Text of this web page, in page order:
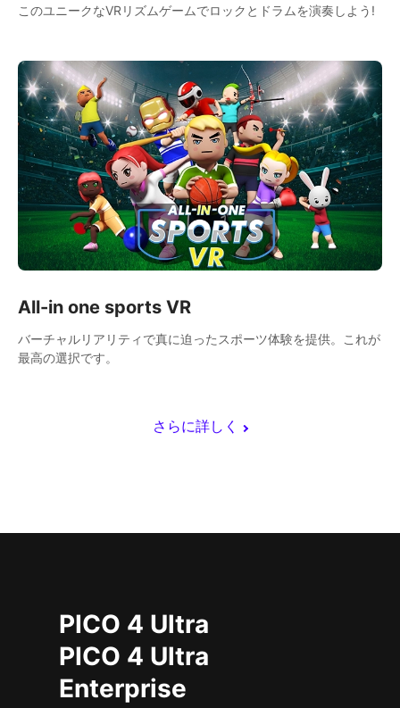
さらに詳しく
このユニークなVRリズムゲームでロックとドラムを演奏しよう!
All-in one sports VR
バーチャルリアリティで真に迫ったスポーツ体験を提供。これが
最高の選択です。
PICO 4 Ultra
PICO 4 Ultra
Enterprise